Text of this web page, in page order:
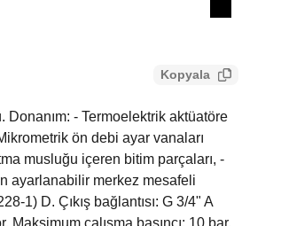
Collapse
Kopyala
Donanım: - Termoelektrik aktüatöre
ön debi ayar vanaları
musluğu içeren bitim parçaları, -
ayarlanabilir merkez mesafeli
1) D. Çıkış bağlantısı: G 3/4" A
Maksimum çalışma basıncı: 10 bar.